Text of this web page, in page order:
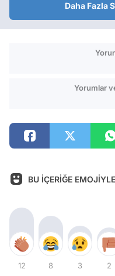
Daha Fazla
Yorumlar
BU İÇERİĞE
12 8 3 2